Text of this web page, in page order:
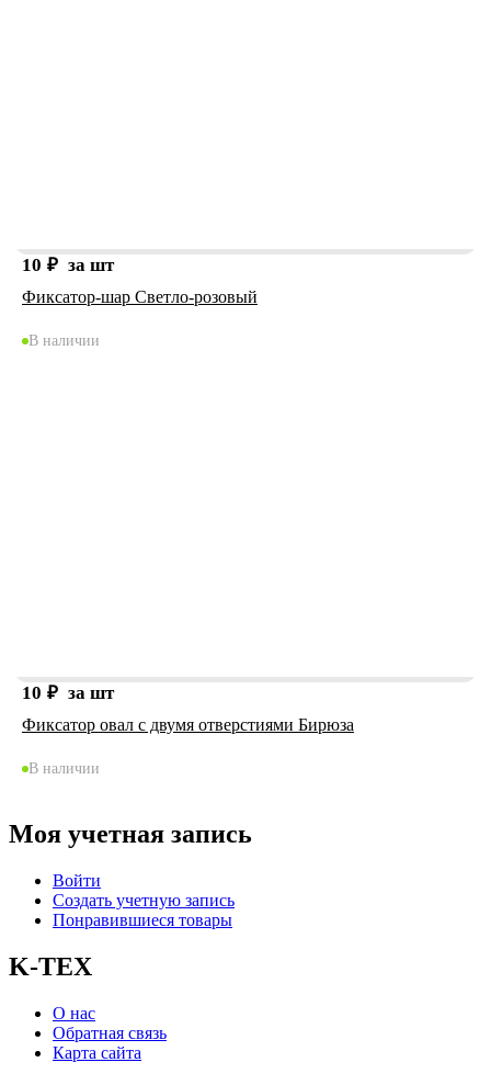
10 ₽ за шт
Фиксатор-шар Светло-розовый
В наличии
10 ₽ за шт
Фиксатор овал с двумя отверстиями Бирюза
В наличии
Моя учетная запись
Войти
Создать учетную запись
Понравившиеся товары
K-TEX
О нас
Обратная связь
Карта сайта